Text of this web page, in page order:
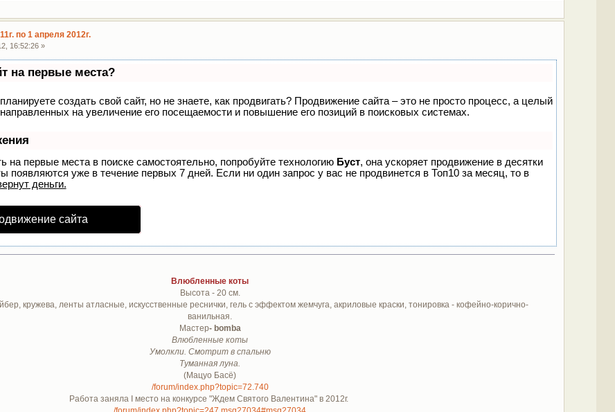
по 1 апреля 2012г.
16:52:26 »
на первые места?
создать свой сайт, но не знаете, как продвигать? Продвижение сайта – это не просто процесс, а целый
на увеличение его посещаемости и повышение его позиций в поисковых системах.
на первые места в поиске самостоятельно, попробуйте технологию Буст, она ускоряет продвижение в десятки
появляются уже в течение первых 7 дней. Если ни один запрос у вас не продвинется в Топ10 за месяц, то в
деньги.
сайта
Влюбленные коты
Высота - 20 см.
кружева, ленты атласные, искусственные реснички, гель с эффектом жемчуга, акриловые краски, тонировка - кофейно-корично-
ванильная.
Мастер- bomba
Влюбленные коты
Умолкли. Смотрит в спальню
Туманная луна.
(Мацуо Басё)
/forum/index.php?topic=72.740
Работа заняла І место на конкурсе "Ждем Святого Валентина" в 2012г.